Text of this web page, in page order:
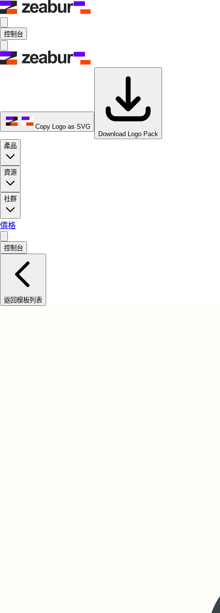
控制台
Copy Logo as SVG
Download Logo Pack
產品
資源
社群
價格
控制台
返回模板列表